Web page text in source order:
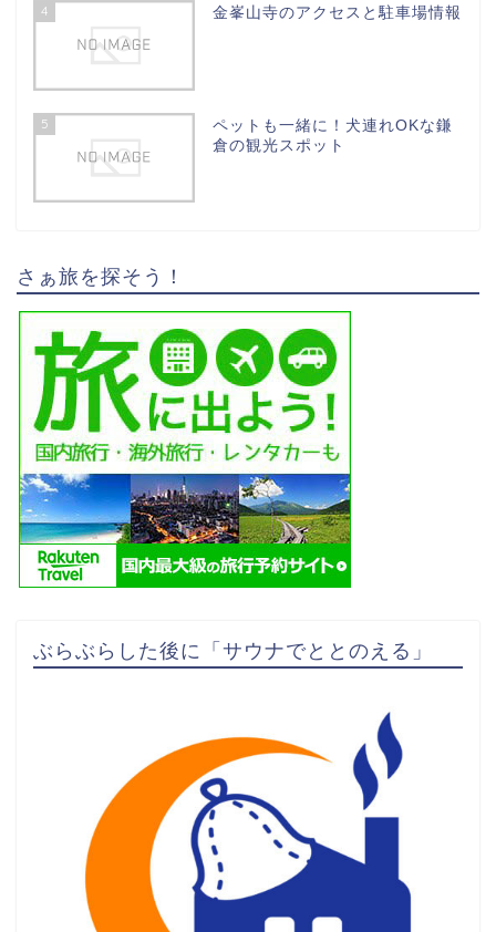
4 金峯山寺のアクセスと駐車場情報
5
ペットも一緒に！犬連れOKな鎌
倉の観光スポット
さぁ旅を探そう！
ぶらぶらした後に「サウナでととのえる」